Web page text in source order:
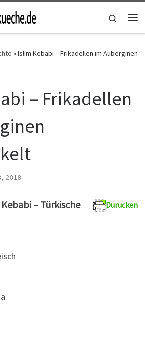
Search
»Islim Kebabi – Frikadellen im Auberginen
– Frikadellen
2018
Durucken
– Türkische